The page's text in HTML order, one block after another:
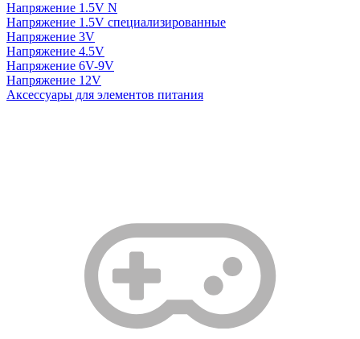
Напряжение 1.5V N
Напряжение 1.5V специализированные
Напряжение 3V
Напряжение 4.5V
Напряжение 6V-9V
Напряжение 12V
Аксессуары для элементов питания